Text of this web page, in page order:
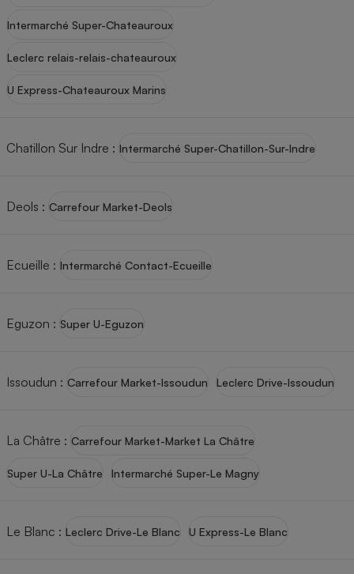
Intermarché Super-Chateauroux
Leclerc relais-relais-chateauroux
U Express-Chateauroux Marins
Chatillon Sur Indre : Intermarché Super-Chatillon-Sur-Indre
Deols : Carrefour Market-Deols
Ecueille : Intermarché Contact-Ecueille
Eguzon : Super U-Eguzon
Issoudun : Carrefour Market-Issoudun Leclerc Drive-Issoudun
La Châtre : Carrefour Market-Market La Châtre
Super U-La Châtre Intermarché Super-Le Magny
Le Blanc : Leclerc Drive-Le Blanc U Express-Le Blanc